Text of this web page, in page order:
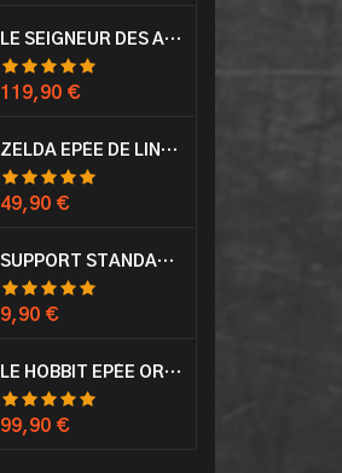
LE SEIGNEUR DES ANNEAUX EPÉE ANDURIL ARAGORN
Prix
119,90 €
ZELDA EPÉE DE LINK AVEC FOURREAU MASTER SWORD EPEE
Prix
49,90 €
SUPPORT STANDARD KATANA EPÉE
Prix
9,90 €
LE HOBBIT EPÉE ORCRIST EPÉE DE THORIN SABRE + PLAQUE MURALE EN BOIS
Prix
99,90 €